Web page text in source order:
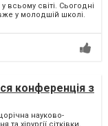
всьому світі. Сьогодні
у молодшій школі.
конференція з
науково-
хірургії сітківки.